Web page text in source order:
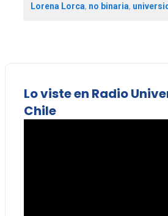
Lorena Lorca, no binaria,
Lo viste en Radio
Chile